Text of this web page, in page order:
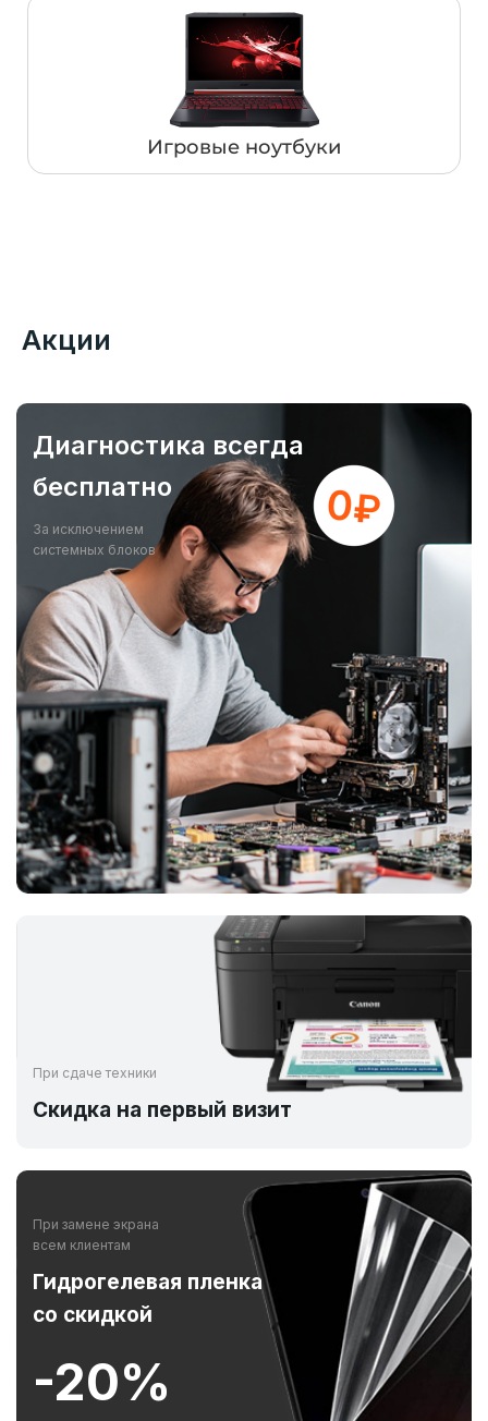
Игровые ноутбуки
Акции
Диагностика всегда
бесплатно
За исключением
системных блоков
При сдаче техники
Скидка на первый визит
При замене экрана
всем клиентам
Гидрогелевая пленка
со скидкой
-20%